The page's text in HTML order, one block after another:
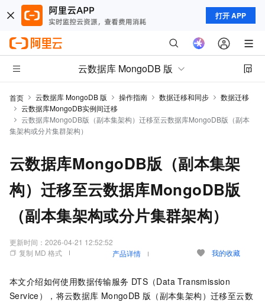
打开 APP
云数据库 MongoDB 版
首页 云数据库 MongoDB 版 操作指南 数据迁移和同步
数据迁移
云数据库MongoDB实例间迁移
云数据库MongoDB版（副本集架构）迁移至云数据库MongoDB版（副本
集架构或分片集群架构）
云数据库MongoDB版（副本集架
构）迁移至云数据库MongoDB版
（副本集架构或分片集群架构）
更新时间： 2026-04-21 12:52:52
复制 MD 格式
产品详情 我的收藏
本文介绍如何使用数据传输服务 DTS（Data Transmission
Service），将云数据库 MongoDB 版（副本集架构）迁移至云数